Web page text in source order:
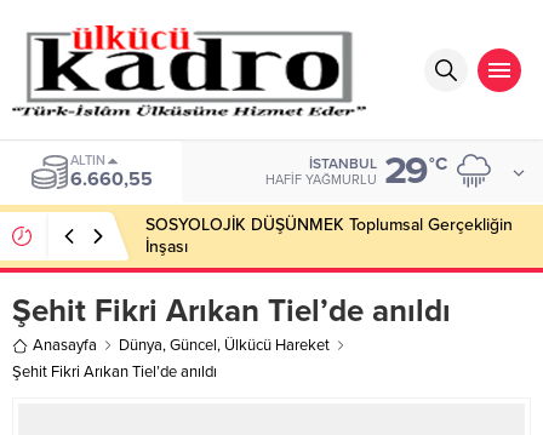
ALTIN
6.660,55
İSTANBUL
HAFIF YAĞMURLU 29°C
SOSYOLOJİK DÜŞÜNMEK Toplumsal Gerçekliğin
İnşası
Şehit Fikri Arıkan Tiel’de anıldı
Anasayfa Dünya,Güncel, Ülkücü Hareket
Şehit Fikri Arıkan Tiel’de anıldı